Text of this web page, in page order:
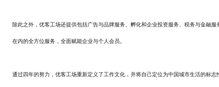
除此之外，优客工场还提供包括广告与品牌服务、孵化和企业投资服务、税务与金融
在内的全方位服务，全面赋能企业与个人会员。
通过四年的努力，优客工场重新定义了工作文化，并将自己定位为中国城市生活的标